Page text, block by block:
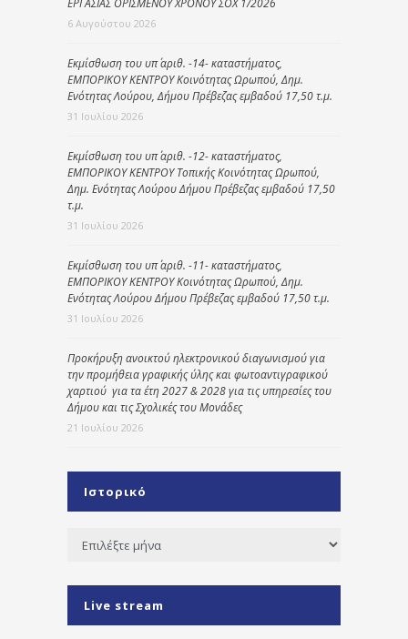
6 Αυγούστου 2026
Εκμίσθωση του υπ΄ αριθ. -14- καταστήματος,
ΕΜΠΟΡΙΚΟΥ ΚΕΝΤΡΟΥ Κοινότητας Ωρωπού, Δημ.
Ενότητας Λούρου, Δήμου Πρέβεζας εμβαδού 17,50 τ.μ.
31 Ιουλίου 2026
Εκμίσθωση του υπ΄ αριθ. -12- καταστήματος,
ΕΜΠΟΡΙΚΟΥ ΚΕΝΤΡΟΥ Τοπικής Κοινότητας Ωρωπού,
Δημ. Ενότητας Λούρου Δήμου Πρέβεζας εμβαδού 17,50
τ.μ.
31 Ιουλίου 2026
Εκμίσθωση του υπ΄ αριθ. -11- καταστήματος,
ΕΜΠΟΡΙΚΟΥ ΚΕΝΤΡΟΥ Κοινότητας Ωρωπού, Δημ.
Ενότητας Λούρου Δήμου Πρέβεζας εμβαδού 17,50 τ.μ.
31 Ιουλίου 2026
Προκήρυξη ανοικτού ηλεκτρονικού διαγωνισμού για
την προμήθεια γραφικής ύλης και φωτοαντιγραφικού
χαρτιού για τα έτη 2027 & 2028 για τις υπηρεσίες του
Δήμου και τις Σχολικές του Μονάδες
21 Ιουλίου 2026
Ιστορικό
Ιστορικό
Live stream